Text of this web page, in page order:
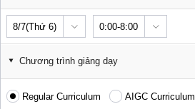
8/7(Thứ 6) 0:00-8:00
Chương trình giảng dạy
Regular Curriculum AIGC Curriculum